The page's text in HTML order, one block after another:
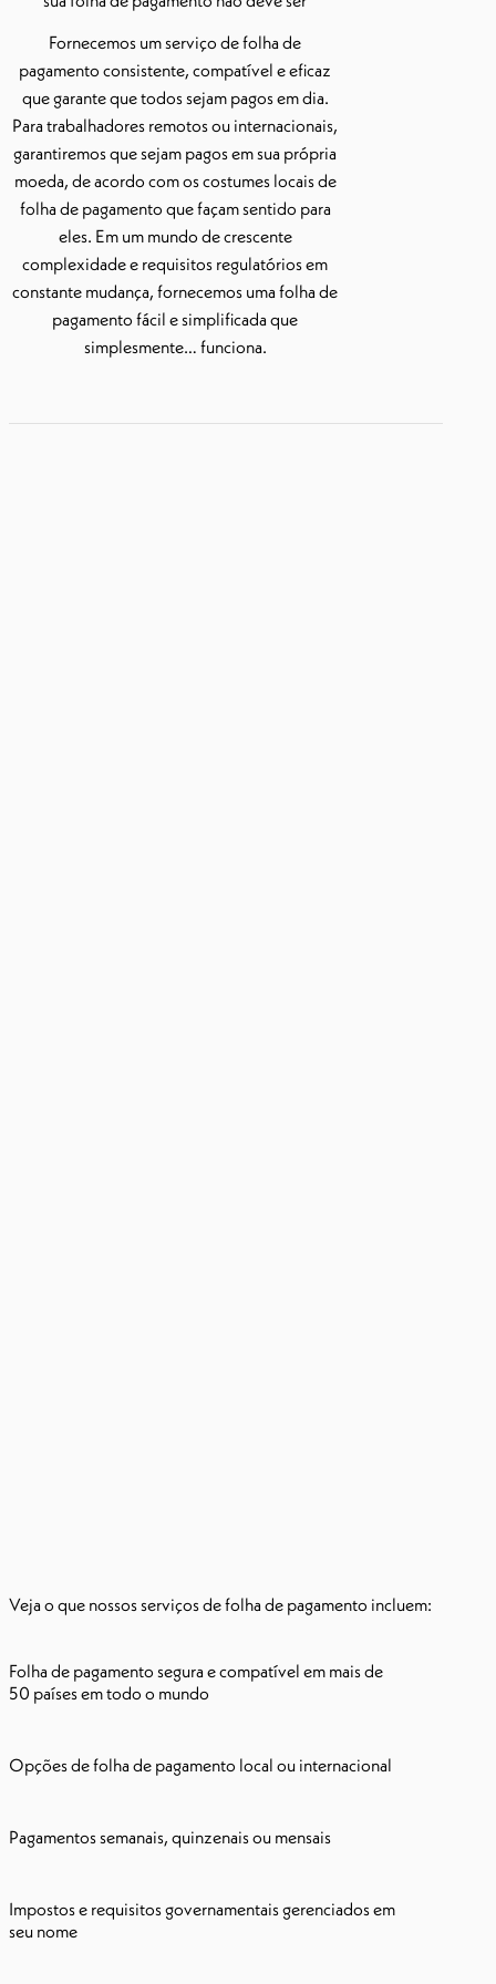
Fornecemos um serviço de folha de
pagamento consistente, compatível e eficaz
que garante que todos sejam pagos em dia.
Para trabalhadores remotos ou internacionais,
garantiremos que sejam pagos em sua própria
moeda, de acordo com os costumes locais de
folha de pagamento que façam sentido para
eles. Em um mundo de crescente
complexidade e requisitos regulatórios em
constante mudança, fornecemos uma folha de
pagamento fácil e simplificada que
simplesmente… funciona.
Veja o que nossos serviços de folha de pagamento incluem:
Folha de pagamento segura e compatível em mais de
50 países em todo o mundo
Opções de folha de pagamento local ou internacional
Pagamentos semanais, quinzenais ou mensais
Impostos e requisitos governamentais gerenciados em
seu nome